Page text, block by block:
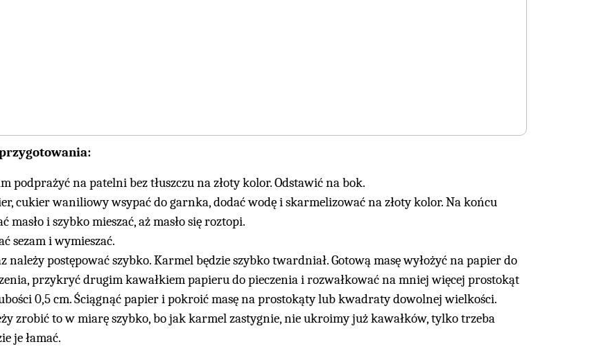
podprażyć na patelni bez tłuszczu na złoty kolor. Odstawić na bok.
cukier waniliowy wsypać do garnka, dodać wodę i skarmelizować na złoty kolor. Na końcu
masło i szybko mieszać, aż masło się roztopi.
sezam i wymieszać.
należy postępować szybko. Karmel będzie szybko twardniał. Gotową masę wyłożyć na papier do
przykryć drugim kawałkiem papieru do pieczenia i rozwałkować na mniej więcej prostokąt
0,5 cm. Ściągnąć papier i pokroić masę na prostokąty lub kwadraty dowolnej wielkości.
zrobić to w miarę szybko, bo jak karmel zastygnie, nie ukroimy już kawałków, tylko trzeba
je łamać.